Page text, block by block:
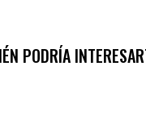
PODRÍA